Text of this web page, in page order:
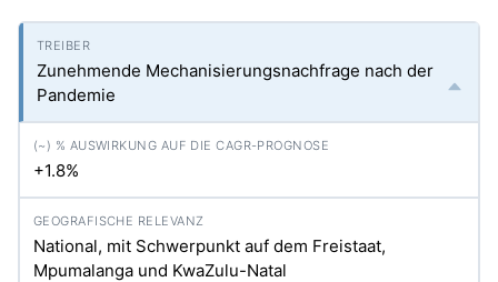
Zunehmende Mechanisierungsnachfrage nach der
Pandemie
+1.8%
National, mit Schwerpunkt auf dem Freistaat,
Mpumalanga und KwaZulu-Natal